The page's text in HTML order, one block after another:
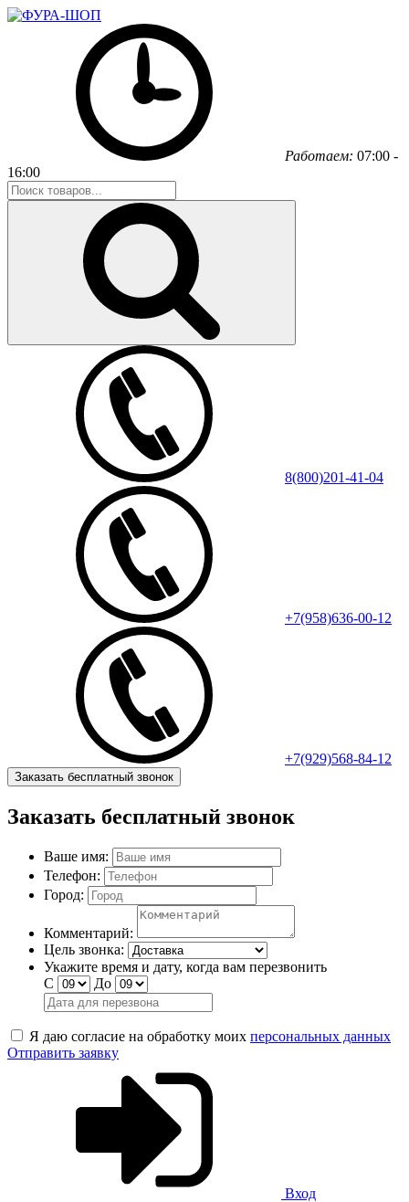
Работаем: 07:00 -
16:00
8(800)201-41-04
+7(958)636-00-12
+7(929)568-84-12
Заказать бесплатный звонок
Заказать бесплатный звонок
Ваше имя:
Телефон:
Город:
Комментарий:
Цель звонка:
Укажите время и дату, когда вам перезвонить
С
До
Я даю согласие на обработку моих персональных данных
Отправить заявку
Вход